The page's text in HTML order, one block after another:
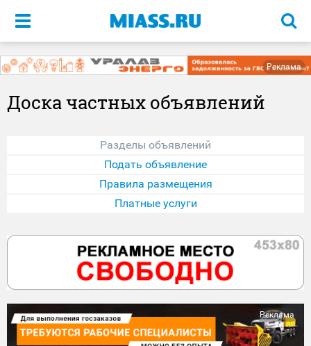
Меню
Реклама
Доска частных объявлений
Разделы объявлений
Подать объявление
Правила размещения
Платные услуги
Реклама